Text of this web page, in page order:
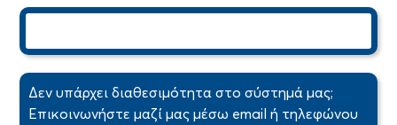
Δεν υπάρχει διαθεσιμότητα στο σύστημά μας;
Επικοινωνήστε μαζί μας μέσω email ή τηλεφώνου